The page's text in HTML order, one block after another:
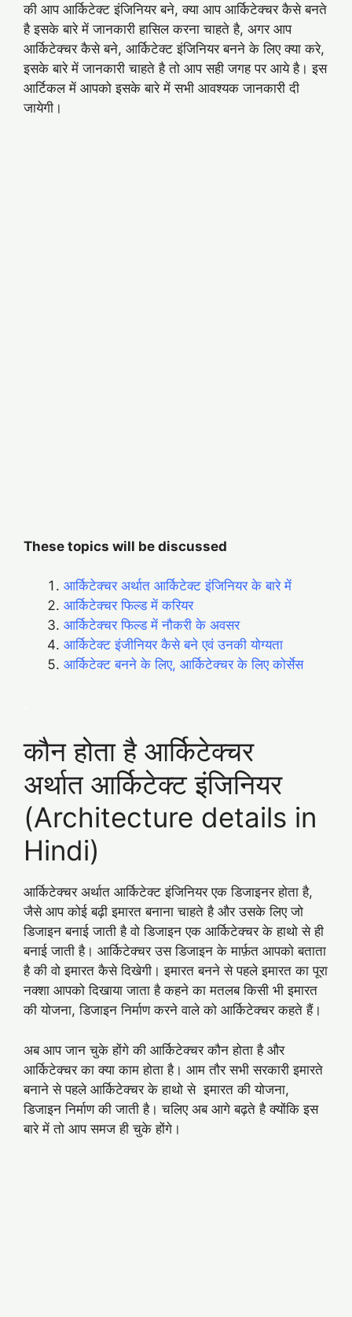
की आप आर्किटेक्ट इंजिनियर बने, क्या आप आर्किटेक्चर कैसे बनते
है इसके बारे में जानकारी हासिल करना चाहते है, अगर आप
आर्किटेक्चर कैसे बने, आर्किटेक्ट इंजिनियर बनने के लिए क्या करे,
इसके बारे में जानकारी चाहते है तो आप सही जगह पर आये है। इस
आर्टिकल में आपको इसके बारे में सभी आवश्यक जानकारी दी
जायेगी।
These topics will be discussed
आर्किटेक्चर अर्थात आर्किटेक्ट इंजिनियर के बारे में
आर्किटेक्चर फिल्ड में करियर
आर्किटेक्चर फिल्ड में नौकरी के अवसर
आर्किटेक्ट इंजीनियर कैसे बने एवं उनकी योग्यता
आर्किटेक्ट बनने के लिए, आर्किटेक्चर के लिए कोर्सेस
कौन होता है आर्किटेक्चर
अर्थात आर्किटेक्ट इंजिनियर
(Architecture details in
Hindi)
आर्किटेक्चर अर्थात आर्किटेक्ट इंजिनियर एक डिजाइनर होता है,
जैसे आप कोई बढ़ी इमारत बनाना चाहते है और उसके लिए जो
डिजाइन बनाई जाती है वो डिजाइन एक आर्किटेक्चर के हाथो से ही
बनाई जाती है। आर्किटेक्चर उस डिजाइन के मार्फ़त आपको बताता
है की वो इमारत कैसे दिखेगी। इमारत बनने से पहले इमारत का पूरा
नक्शा आपको दिखाया जाता है कहने का मतलब किसी भी इमारत
की योजना, डिजाइन निर्माण करने वाले को आर्किटेक्चर कहते हैं।
अब आप जान चुके होंगे की आर्किटेक्चर कौन होता है और
आर्किटेक्चर का क्या काम होता है। आम तौर सभी सरकारी इमारते
बनाने से पहले आर्किटेक्चर के हाथो से इमारत की योजना,
डिजाइन निर्माण की जाती है। चलिए अब आगे बढ़ते है क्योंकि इस
बारे में तो आप समज ही चुके होंगे।